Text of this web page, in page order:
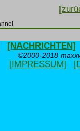
[NACHRICHTEN]
©2000-2018
[IMPRESSUM]